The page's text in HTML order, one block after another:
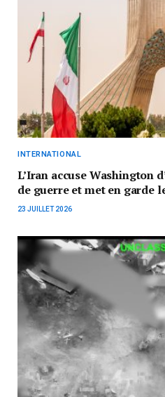
INTERNATIONAL
L’Iran accuse Washington
de guerre et met en garde
23 JUILLET 2026